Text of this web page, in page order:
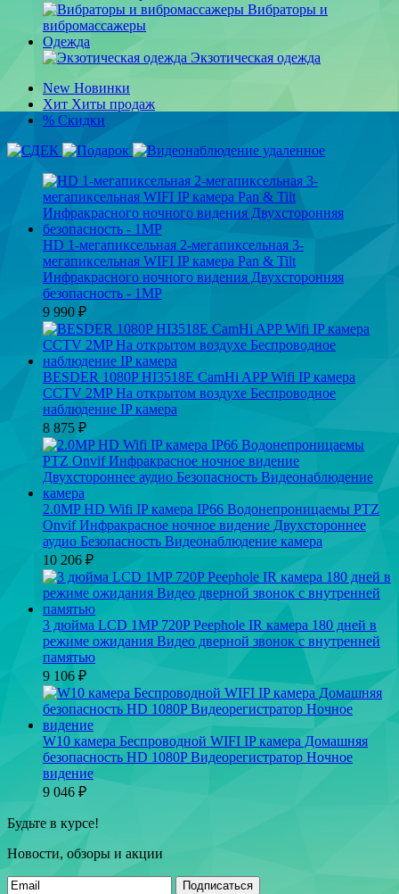
Вибраторы и
вибромассажеры
Одежда
Экзотическая одежда
New Новинки
Хит Хиты продаж
% Скидки
HD 1-мегапиксельная 2-мегапиксельная 3-
мегапиксельная WIFI IP камера Pan & Tilt
Инфракрасного ночного видения Двухсторонняя
безопасность - 1MP
9 990 ₽
BESDER 1080P HI3518E CamHi APP Wifi IP камера
CCTV 2MP На открытом воздухе Беспроводное
наблюдение IP камера
8 875 ₽
2.0MP HD Wifi IP камера IP66 Водонепроницаемы PTZ
Onvif Инфракрасное ночное видение Двухстороннее
аудио Безопасность Видеонаблюдение камера
10 206 ₽
3 дюйма LCD 1MP 720P Peephole IR камера 180 дней в
режиме ожидания Видео дверной звонок с внутренней
памятью
9 106 ₽
W10 камера Беспроводной WIFI IP камера Домашняя
безопасность HD 1080P Видеорегистратор Ночное
видение
9 046 ₽
Будьте в курсе!
Новости, обзоры и акции
Подписаться